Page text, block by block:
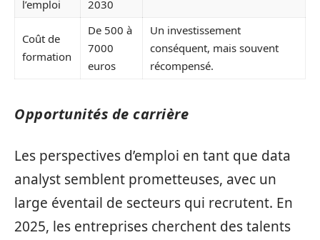
l’emploi
2030
Coût de
formation
De 500 à
7000
euros
Un investissement
conséquent, mais souvent
récompensé.
Opportunités de carrière
Les perspectives d’emploi en tant que data
analyst semblent prometteuses, avec un
large éventail de secteurs qui recrutent. En
2025, les entreprises cherchent des talents